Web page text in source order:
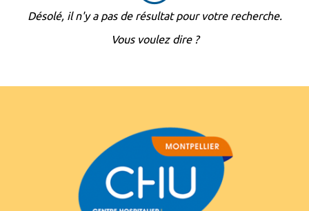
Désolé, il n'y a pas de résultat pour votre recherche.
Vous voulez dire ?